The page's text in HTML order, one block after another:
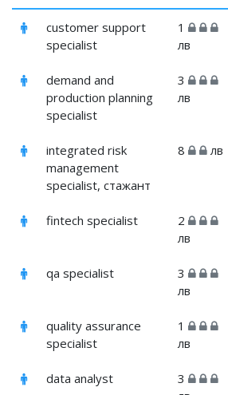
customer support
specialist
1
лв
demand and
production planning
specialist
3
лв
integrated risk
management
specialist, стажант
8 лв
fintech specialist
2
лв
qa specialist
3
лв
quality assurance
specialist
1
лв
data analyst
3